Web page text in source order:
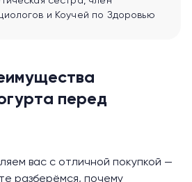
и Коучей по Здоровью
перед
вас с отличной покупкой —
разберёмся, почему